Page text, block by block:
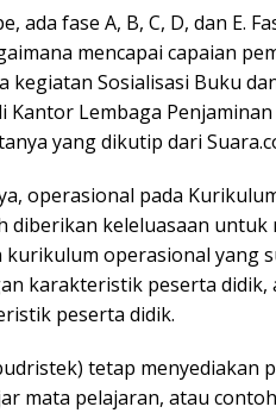
ada fase A, B, C, D, dan E.
mencapai capaian
kegiatan Sosialisasi Buku
Kantor Lembaga
yang dikutip dari
operasional pada
diberikan keleluasaan
operasional yang
karakteristik peserta
peserta didik.
tetap menyediakan
mata pelajaran, atau